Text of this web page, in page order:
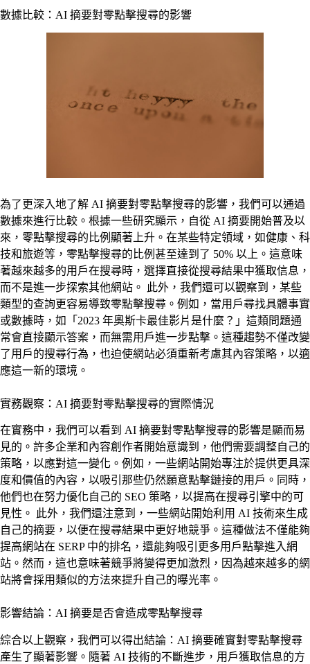
數據比較：AI 摘要對零點擊搜尋的影響
為了更深入地了解 AI 摘要對零點擊搜尋的影響，我們可以通過
數據來進行比較。根據一些研究顯示，自從 AI 摘要開始普及以
來，零點擊搜尋的比例顯著上升。在某些特定領域，如健康、科
技和旅遊等，零點擊搜尋的比例甚至達到了 50% 以上。這意味
著越來越多的用戶在搜尋時，選擇直接從搜尋結果中獲取信息，
而不是進一步探索其他網站。 此外，我們還可以觀察到，某些
類型的查詢更容易導致零點擊搜尋。例如，當用戶尋找具體事實
或數據時，如「2023 年奧斯卡最佳影片是什麼？」這類問題通
常會直接顯示答案，而無需用戶進一步點擊。這種趨勢不僅改變
了用戶的搜尋行為，也迫使網站必須重新考慮其內容策略，以適
應這一新的環境。
實務觀察：AI 摘要對零點擊搜尋的實際情況
在實務中，我們可以看到 AI 摘要對零點擊搜尋的影響是顯而易
見的。許多企業和內容創作者開始意識到，他們需要調整自己的
策略，以應對這一變化。例如，一些網站開始專注於提供更具深
度和價值的內容，以吸引那些仍然願意點擊鏈接的用戶。同時，
他們也在努力優化自己的 SEO 策略，以提高在搜尋引擎中的可
見性。 此外，我們還注意到，一些網站開始利用 AI 技術來生成
自己的摘要，以便在搜尋結果中更好地競爭。這種做法不僅能夠
提高網站在 SERP 中的排名，還能夠吸引更多用戶點擊進入網
站。然而，這也意味著競爭將變得更加激烈，因為越來越多的網
站將會採用類似的方法來提升自己的曝光率。
影響結論：AI 摘要是否會造成零點擊搜尋
綜合以上觀察，我們可以得出結論：AI 摘要確實對零點擊搜尋
產生了顯著影響。隨著 AI 技術的不斷進步，用戶獲取信息的方